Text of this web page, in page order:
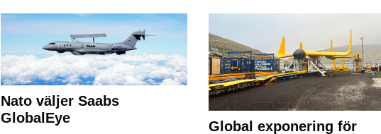
Nato väljer Saabs
GlobalEye
Global exponering för